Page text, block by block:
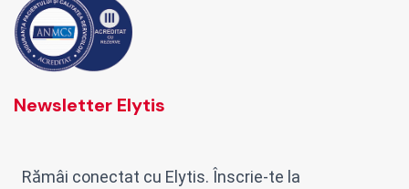
Newsletter Elytis
Rămâi conectat cu Elytis. Înscrie-te la